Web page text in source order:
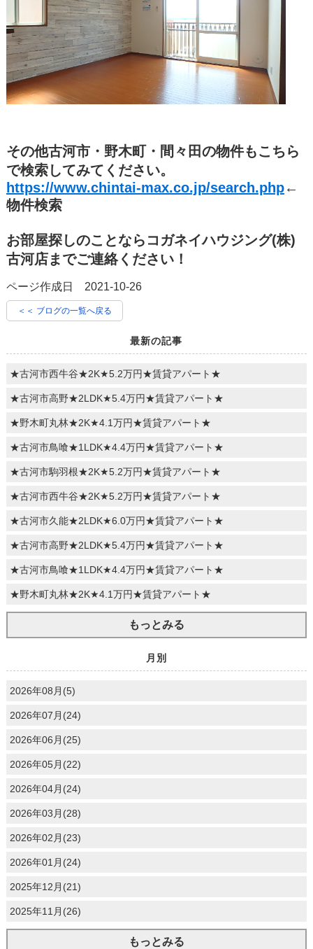
その他古河市・野木町・間々田の物件もこちら
で検索してみてください。
https://www.chintai-max.co.jp/search.php←
物件検索
お部屋探しのことならコガネイハウジング(株)
古河店までご連絡ください！
ページ作成日 2021-10-26
＜＜ ブログの一覧へ戻る
最新の記事
★古河市西牛谷★2K★5.2万円★賃貸アパート★
★古河市高野★2LDK★5.4万円★賃貸アパート★
★野木町丸林★2K★4.1万円★賃貸アパート★
★古河市鳥喰★1LDK★4.4万円★賃貸アパート★
★古河市駒羽根★2K★5.2万円★賃貸アパート★
★古河市西牛谷★2K★5.2万円★賃貸アパート★
★古河市久能★2LDK★6.0万円★賃貸アパート★
★古河市高野★2LDK★5.4万円★賃貸アパート★
★古河市鳥喰★1LDK★4.4万円★賃貸アパート★
★野木町丸林★2K★4.1万円★賃貸アパート★
もっとみる
月別
2026年08月(5)
2026年07月(24)
2026年06月(25)
2026年05月(22)
2026年04月(24)
2026年03月(28)
2026年02月(23)
2026年01月(24)
2025年12月(21)
2025年11月(26)
もっとみる